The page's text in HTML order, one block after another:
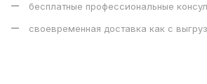
бесплатные профессиональные
своевременная доставка как с